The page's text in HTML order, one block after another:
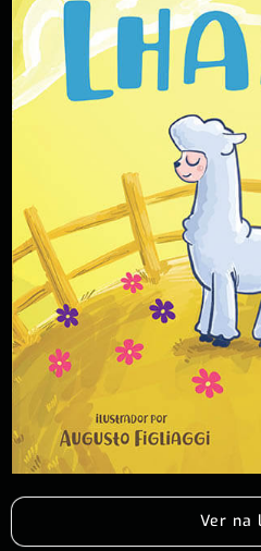
Ver na